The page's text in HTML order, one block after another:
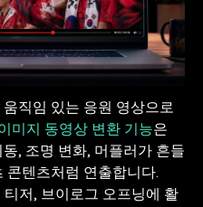
직임 있는 응원 영상으로
미지 동영상 변환 기능은
, 조명 변화, 머플러가 흔들
콘텐츠처럼 연출합니다.
저, 브이로그 오프닝에 활